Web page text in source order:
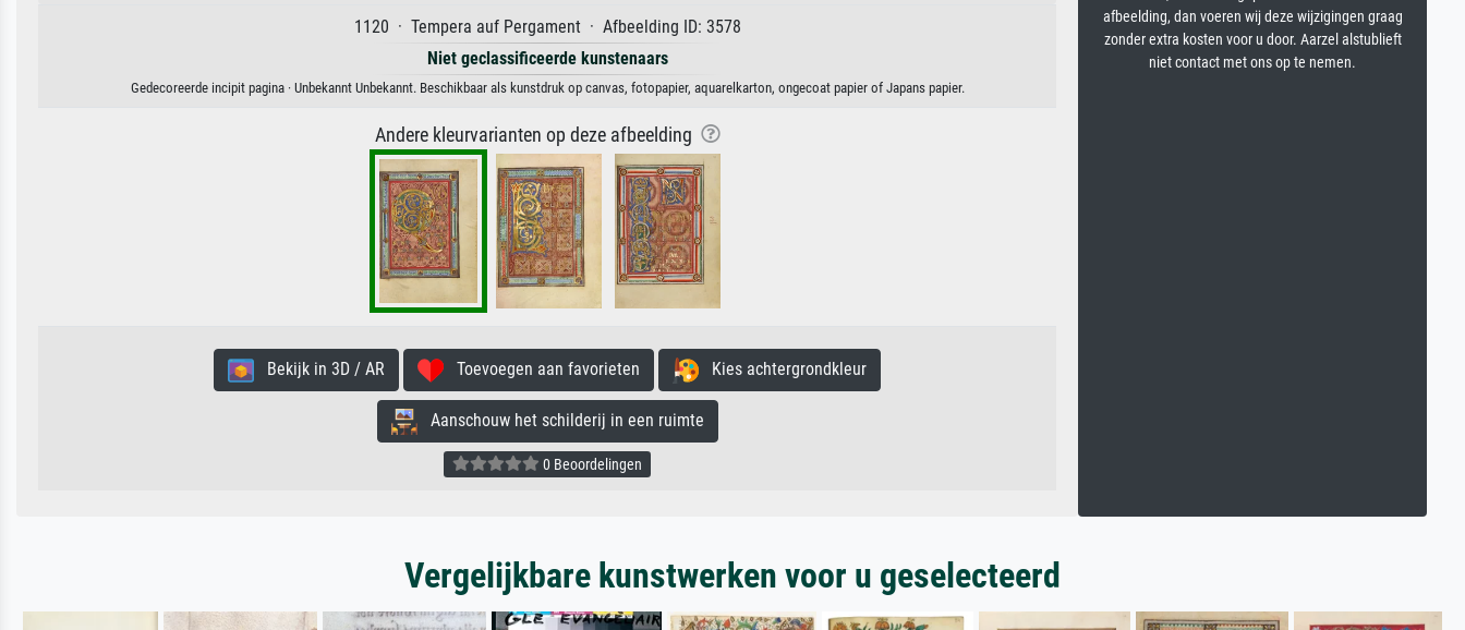
1120 · Tempera auf Pergament · Afbeelding ID: 3578
Niet geclassificeerde kunstenaars
Gedecoreerde incipit pagina · Unbekannt Unbekannt. Beschikbaar als kunstdruk op canvas, fotopapier, aquarelkarton, ongecoat papier of Japans papier.
Andere kleurvarianten op deze afbeelding
Bekijk in 3D / AR Toevoegen aan favorieten Kies achtergrondkleur
Aanschouw het schilderij in een ruimte
0 Beoordelingen
afbeelding, dan voeren wij deze wijzigingen graag
zonder extra kosten voor u door. Aarzel alstublieft
niet contact met ons op te nemen.
Vergelijkbare kunstwerken voor u geselecteerd